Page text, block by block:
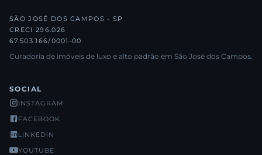
SÃO JOSÉ DOS CAMPOS - SP
CRECI 296.026
67.503.166/0001-00
Curadoria de imóveis de luxo e alto padrão em São José dos Campos.
SOCIAL
INSTAGRAM
FACEBOOK
LINKEDIN
YOUTUBE